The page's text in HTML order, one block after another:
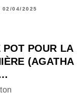
02/04/2025
POT POUR LA
(AGATHA